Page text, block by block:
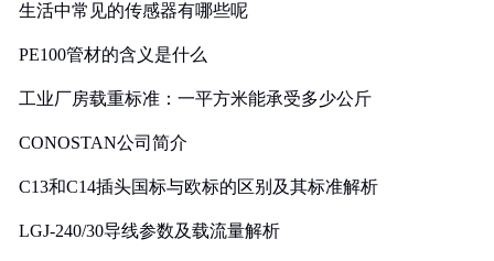
生活中常见的传感器有哪些呢
PE100管材的含义是什么
工业厂房载重标准：一平方米能承受多少公斤
CONOSTAN公司简介
C13和C14插头国标与欧标的区别及其标准解析
LGJ-240/30导线参数及载流量解析